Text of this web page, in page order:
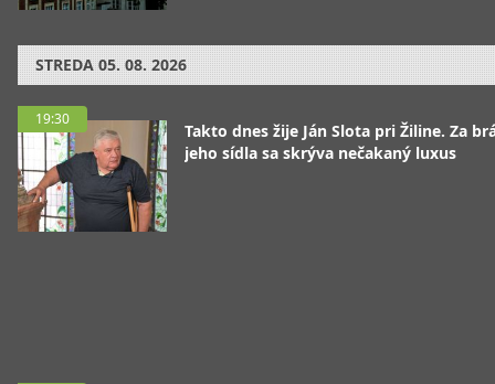
STREDA 05. 08. 2026
19:30
Takto dnes žije Ján Slota pri Žiline. Za
jeho sídla sa skrýva nečakaný luxus